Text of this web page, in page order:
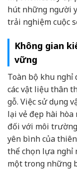
hút những người
trải nghiệm cuộc
Không gian
vững
Toàn bộ khu nghỉ
các vật liệu thân
gỗ. Việc sử dụng
lại vẻ đẹp hài hòa
đối với môi
yên bình của
thể chọn lựa nghỉ
một trong những